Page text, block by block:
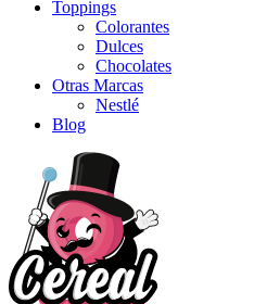
Toppings
Colorantes
Dulces
Chocolates
Otras Marcas
Nestlé
Blog